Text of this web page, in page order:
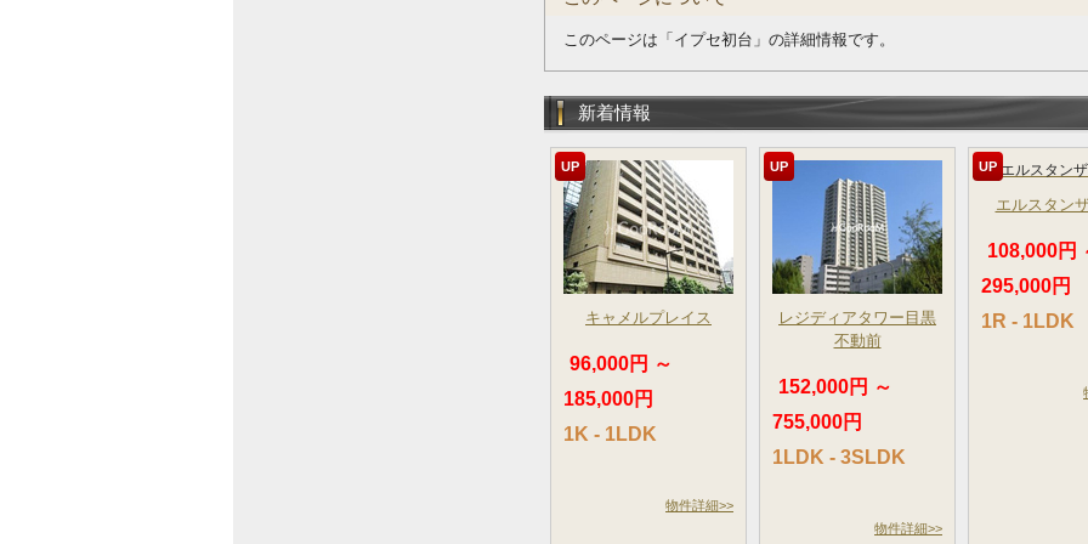
このページは「イプセ初台」の詳細情報です。
新着情報
UP
キャメルプレイス
96,000円 ～
185,000円
1K - 1LDK
物件詳細>>
UP
レジディアタワー目黒
不動前
152,000円 ～
755,000円
1LDK - 3SLDK
物件詳細>>
UP
エルスタン
108,000円
295,000円
1R - 1LDK